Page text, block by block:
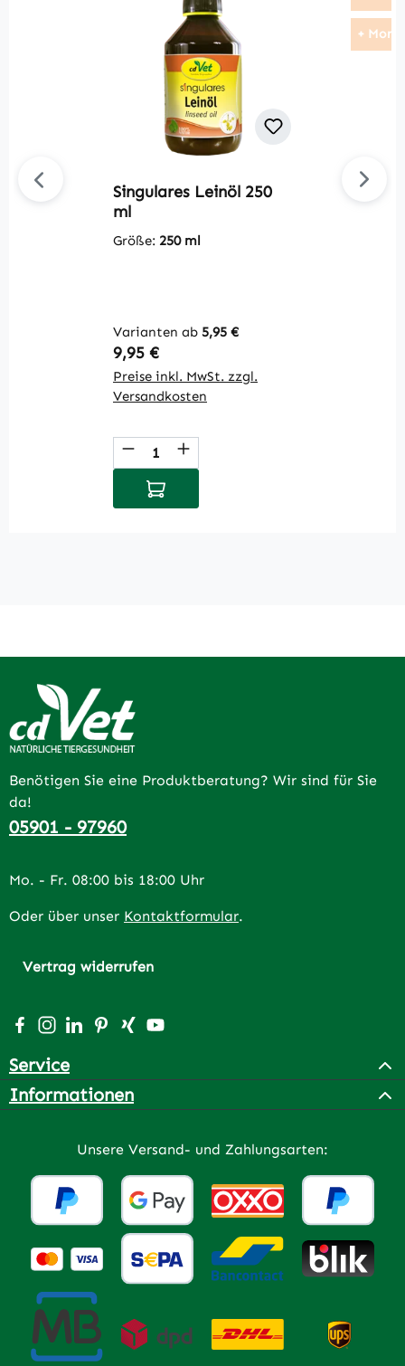
Singulares Leinöl 250
ml
Größe: 250 ml
Varianten ab 5,95 €
Regulärer Preis:
9,95 €
Preise inkl. MwSt. zzgl.
Versandkosten
Produkt Anzahl: Gib den
In den Warenkorb
+
Benötigen Sie eine Produktberatung? Wir sind für Sie
da!
05901 - 97960
Mo. - Fr. 08:00 bis 18:00 Uhr
Oder über unser Kontaktformular.
Vertrag widerrufen
Besuche uns auf Facebook – öffnet in neuem Tab
Schau auf Instagram vorbei – öffnet in neuem Tab
Vernetze dich mit uns auf LinkedIn – öffnet in
Lass dich auf Pinterest inspirieren – öffnet
Vernetze dich mit uns auf Xing – öffnet
Sieh dir unsere Videos auf YouTube
Service
Informationen
Unsere Versand- und Zahlungsarten: